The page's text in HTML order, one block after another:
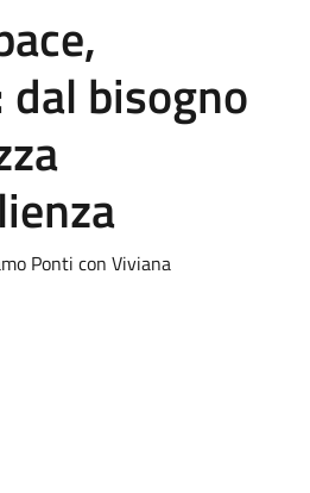
bisogno
Ponti con Viviana